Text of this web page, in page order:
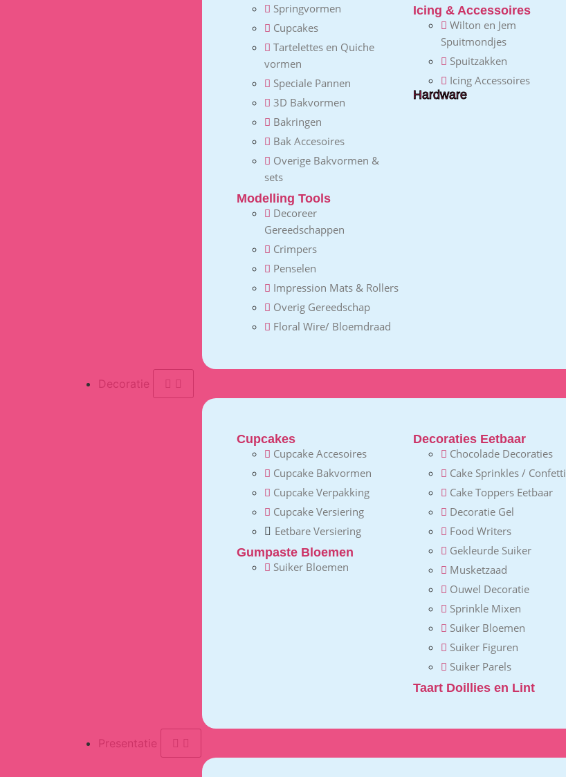
Springvormen
Cupcakes
Tartelettes en Quiche
vormen
Speciale Pannen
3D Bakvormen
Bakringen
Bak Accesoires
Overige Bakvormen &
sets
Modelling Tools
Decoreer
Gereedschappen
Crimpers
Penselen
Impression Mats & Rollers
Overig Gereedschap
Floral Wire/ Bloemdraad
Icing & Accessoires
Wilton en Jem
Spuitmondjes
Spuitzakken
Icing Accessoires
Hardware
Decoratie
Cupcakes
Cupcake Accesoires
Cupcake Bakvormen
Cupcake Verpakking
Cupcake Versiering
Eetbare Versiering
Gumpaste Bloemen
Suiker Bloemen
Decoraties Eetbaar
Chocolade Decoraties
Cake Sprinkles / Confetti
Cake Toppers Eetbaar
Decoratie Gel
Food Writers
Gekleurde Suiker
Musketzaad
Ouwel Decoratie
Sprinkle Mixen
Suiker Bloemen
Suiker Figuren
Suiker Parels
Taart Doillies en Lint
Presentatie